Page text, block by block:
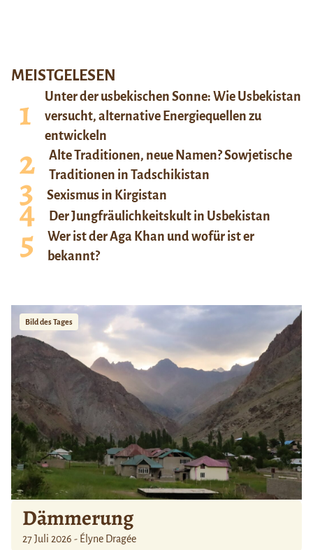
MEISTGELESEN
Unter der usbekischen Sonne: Wie Usbekistan
versucht, alternative Energiequellen zu
entwickeln
Alte Traditionen, neue Namen? Sowjetische
Traditionen in Tadschikistan
Sexismus in Kirgistan
Der Jungfräulichkeitskult in Usbekistan
Wer ist der Aga Khan und wofür ist er
bekannt?
Bild des Tages
Dämmerung
27 Juli 2026 - Élyne Dragée